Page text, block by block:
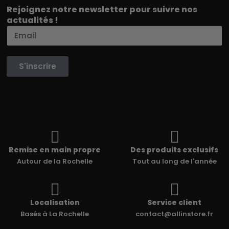
Rejoignez notre newsletter pour suivre nos
actualités !
S'inscrire
Remise en main propre
Autour de la Rochelle
Des produits exclusifs
Tout au long de l'année
Localisation
Basés à La Rochelle
Service client
contact@allinstore.fr